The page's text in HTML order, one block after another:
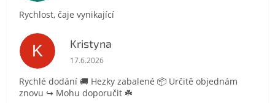
Rychlost, čaje vynikající
K Kristyna
Hodnocení obchodu je 5 z 5 hvězdiček.
17.6.2026
Rychlé dodání 🚚 Hezky zabalené 📦 Určitě objednám
znovu ↪️ Mohu doporučit ☘️